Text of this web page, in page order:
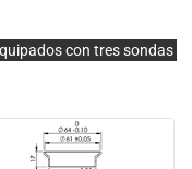
con tres sondas